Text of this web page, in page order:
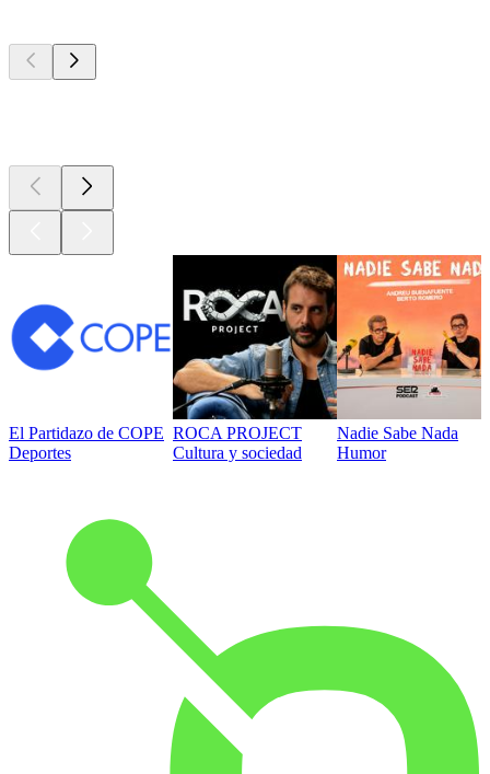
El Partidazo de COPE
Deportes
ROCA PROJECT
Cultura y sociedad
Nadie Sabe Nada
Humor